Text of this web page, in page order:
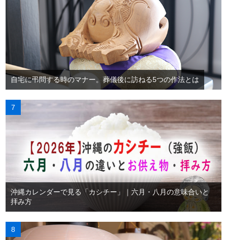
自宅に弔問する時のマナー。葬儀後に訪ねる5つの作法とは
沖縄カレンダーで見る「カシチー」｜六月・八月の意味合いと
拝み方